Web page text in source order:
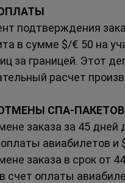
подтверждения
в сумме $/€ 50 на
за границей. Этот
расчет
СПА-
заказа за 45
авиабилетов и
заказа в срок от
счет оплаты